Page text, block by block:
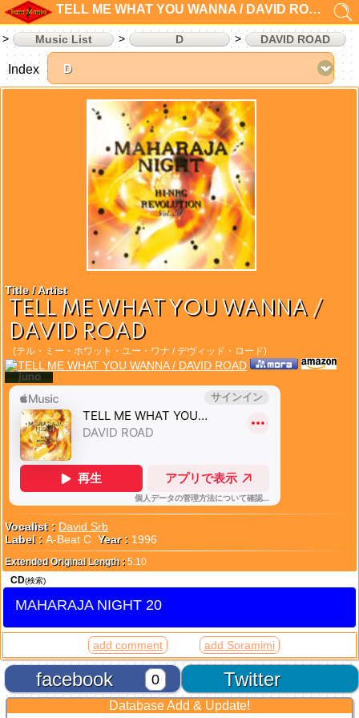
TELL ME WHAT YOU WANNA / DAVID ROAD
Music List D DAVID ROAD
Title / Artist
TELL ME WHAT YOU WANNA /
DAVID ROAD
(テル・ミー・ホワット・ユー・ワナ / デヴィッド・ロード)
Vocalist : David Srb
Label : A-Beat C Year : 1996
Extended Original Length : 5:10
CD(検索)
MAHARAJA NIGHT 20
add comment add Soramimi
Twitter
facebook 0
Index
Database Add & Update!